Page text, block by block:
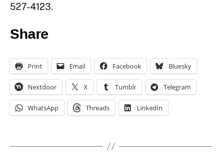
527-4123.
Share
Print Email Facebook Bluesky
Nextdoor X Tumblr Telegram
WhatsApp Threads LinkedIn